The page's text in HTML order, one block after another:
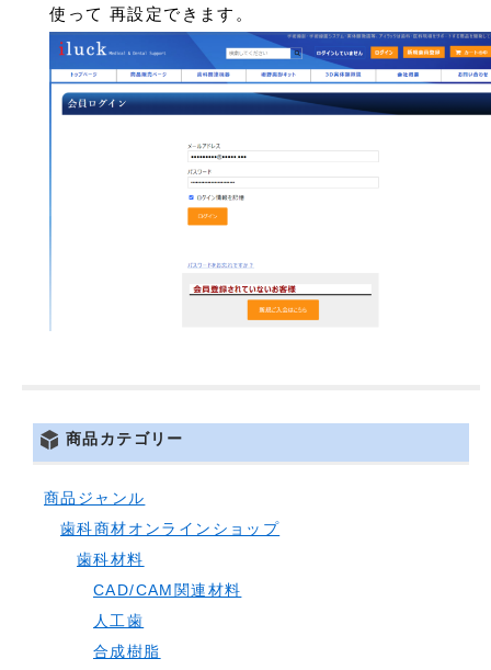
使って 再設定できます。
商品カテゴリー
商品ジャンル
歯科商材オンラインショップ
歯科材料
CAD/CAM関連材料
人工歯
合成樹脂